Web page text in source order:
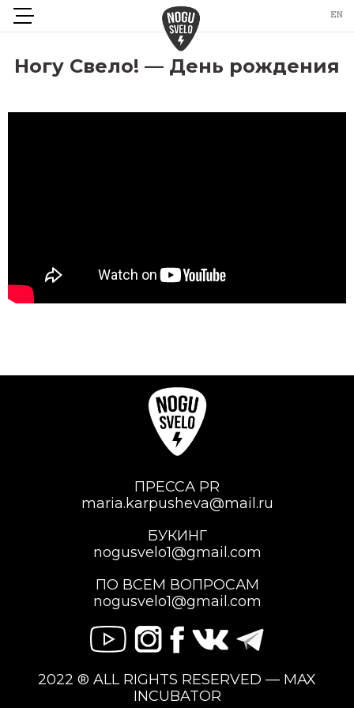
Ногу Свело! — День рождения
ПРЕССА PR
maria.karpusheva@mail.ru
БУКИНГ
nogusvelo1@gmail.com
ПО ВСЕМ ВОПРОСАМ
nogusvelo1@gmail.com
2022 ® ALL RIGHTS RESERVED — MAX
INCUBATOR